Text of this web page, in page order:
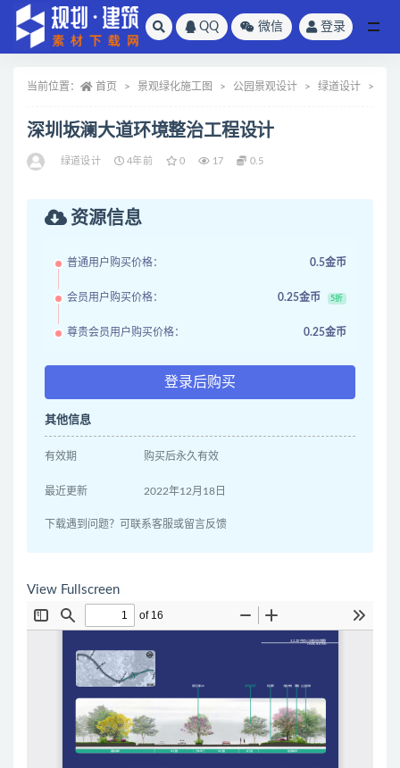
QQ 微信 登录
当前位置： 首页 景观绿化施工图 公园景观设计 绿道设计
深圳坂澜大道环境整治工程设计
绿道设计 4年前 0 17 0.5
资源信息
普通用户购买价格： 0.5金币
会员用户购买价格： 0.25金币 5折
尊贵会员用户购买价格： 0.25金币
登录后购买
其他信息
有效期 购买后永久有效
最近更新 2022年12月18日
下载遇到问题？可联系客服或留言反馈
View Fullscreen
全部